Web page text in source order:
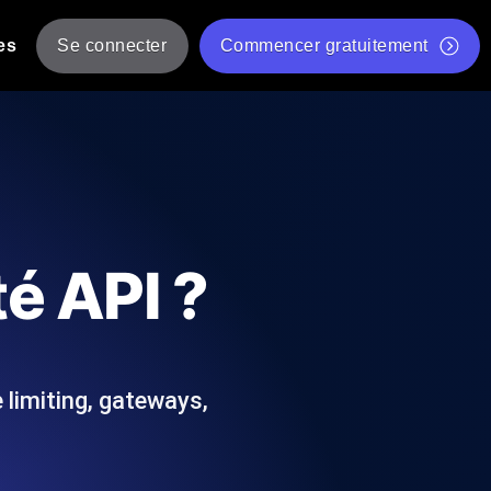
Outil de validation de script de test JMeter gratuit
Vérificateur de statut d'API
Se connecter Commencer gratuitement
API ?
gateways,